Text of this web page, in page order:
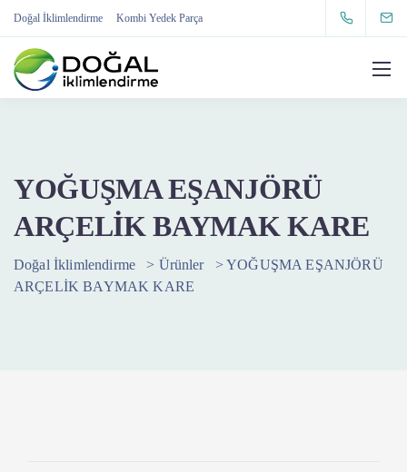
Doğal İklimlendirme Kombi Yedek Parça
YOĞUŞMA EŞANJÖRÜ
ARÇELİK BAYMAK KARE
Doğal İklimlendirme > Ürünler >YOĞUŞMA EŞANJÖRÜ
ARÇELİK BAYMAK KARE